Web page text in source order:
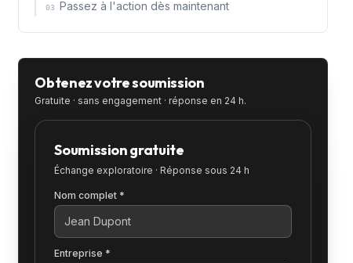
03 Passez à l'action dès maintenant
Obtenez votre soumission
Gratuite · sans engagement · réponse en 24 h.
Soumission gratuite
Échange exploratoire · Réponse sous 24 h
Nom complet *
Entreprise *